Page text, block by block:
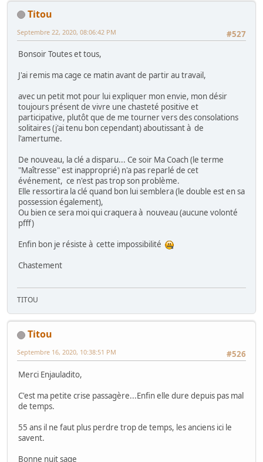
Titou
#527
Septembre 22, 2020, 08:06:42 PM
Bonsoir Toutes et tous,
J'ai remis ma cage ce matin avant de partir au travail,
avec un petit mot pour lui expliquer mon envie, mon désir
toujours présent de vivre une chasteté positive et
participative, plutôt que de me tourner vers des consolations
solitaires (j'ai tenu bon cependant) aboutissant à de
l'amertume.
De nouveau, la clé a disparu... Ce soir Ma Coach (le terme
"Maîtresse" est inapproprié) n'a pas reparlé de cet
événement, ce n'est pas trop son problème.
Elle ressortira la clé quand bon lui semblera (le double est en sa
possession également),
Ou bien ce sera moi qui craquera à nouveau (aucune volonté
pfff)
Enfin bon je résiste à cette impossibilité
Chastement
TITOU
Titou
#526
Septembre 16, 2020, 10:38:51 PM
Merci Enjauladito,
C'est ma petite crise passagère...Enfin elle dure depuis pas mal
de temps.
55 ans il ne faut plus perdre trop de temps, les anciens ici le
savent.
Bonne nuit sage